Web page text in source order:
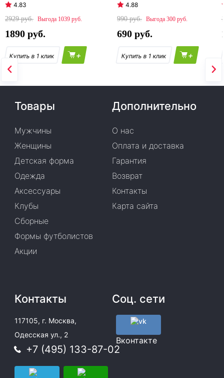
4.83
2929
1039
1890
+
4.88
990
300
690
+
Товары
Мужчины
Женщины
Детская форма
Одежда
Аксессуары
Клубы
Сборные
Формы футболистов
Акции
Дополнительно
О нас
Оплата и доставка
Гарантия
Возврат
Контакты
Карта сайта
Контакты
117105, г. Москва,
Одесская ул., 2
+7 (495) 133-87-02
Соц. сети
Вконтакте